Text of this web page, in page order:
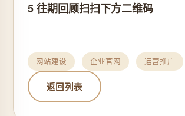
5 往期回顾扫扫下方二维码
网站建设 企业官网 运营推广
返回列表